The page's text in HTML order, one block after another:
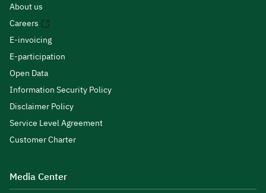
About us
Careers
E-invoicing
E-participation
Open Data
Information Security Policy
Disclaimer Policy
Service Level Agreement
Customer Charter
Media Center